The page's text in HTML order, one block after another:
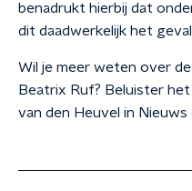
benadrukt hierbij dat
dit daadwerkelijk het geval
Wil je meer weten over
Beatrix Ruf? Beluister
van den Heuvel in Nieuws